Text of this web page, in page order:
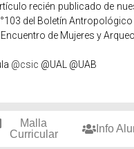
recién publicado de
del Boletín
de Mujeres y
@csic @UAL @UAB
Malla
Curricular
Info